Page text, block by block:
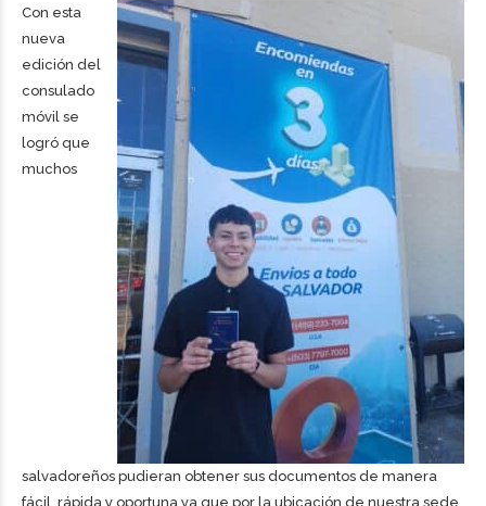
Con esta
nueva
edición del
consulado
móvil se
logró que
muchos
salvadoreños pudieran obtener sus documentos de manera
fácil, rápida y oportuna ya que por la ubicación de nuestra sede